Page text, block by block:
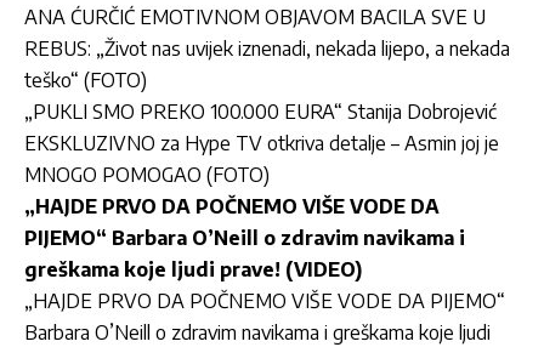
ANA ĆURČIĆ EMOTIVNOM OBJAVOM BACILA SVE U
REBUS: „Život nas uvijek iznenadi, nekada lijepo, a nekada
teško“ (FOTO)
„PUKLI SMO PREKO 100.000 EURA“ Stanija Dobrojević
EKSKLUZIVNO za Hype TV otkriva detalje – Asmin joj je
MNOGO POMOGAO (FOTO)
„HAJDE PRVO DA POČNEMO VIŠE VODE DA
PIJEMO“ Barbara O’Neill o zdravim navikama i
greškama koje ljudi prave! (VIDEO)
„HAJDE PRVO DA POČNEMO VIŠE VODE DA PIJEMO“
Barbara O’Neill o zdravim navikama i greškama koje ljudi